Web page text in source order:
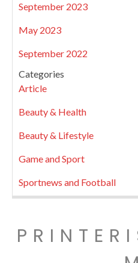
September 2023
May 2023
September 2022
Categories
Article
Beauty & Health
Beauty & Lifestyle
Game and Sport
Sportnews and Football